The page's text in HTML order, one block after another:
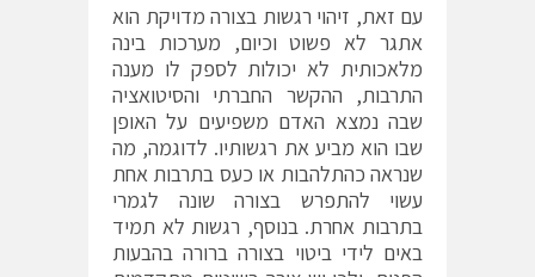
עם זאת, זיהוי רגשות בצורה מדויקת הוא
אתגר לא פשוט וכיום, מערכות בינה
מלאכותית לא יכולות לספק לו מענה
התרבות, ההקשר החברתי והסיטואציה
שבה נמצא האדם משפיעים על האופן
שבו הוא מביע את רגשותיו. לדוגמה, מה
שנראה כהתלהבות או כעס בתרבות אחת
עשוי להתפרש בצורה שונה לגמרי
בתרבות אחרת. בנוסף, רגשות לא תמיד
באים לידי ביטוי בצורה ברורה בהבעות